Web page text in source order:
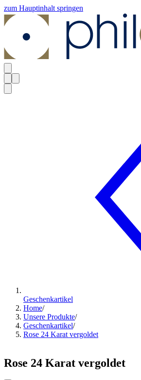
zum Hauptinhalt springen
Geschenkartikel
Home/
Unsere Produkte/
Geschenkartikel/
Rose 24 Karat vergoldet
Rose 24 Karat vergoldet